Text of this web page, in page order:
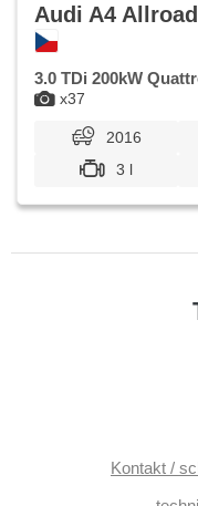
x37
Audi A4 Allroad
3.0 TDi 200kW
2016
3 l
Kontakt /